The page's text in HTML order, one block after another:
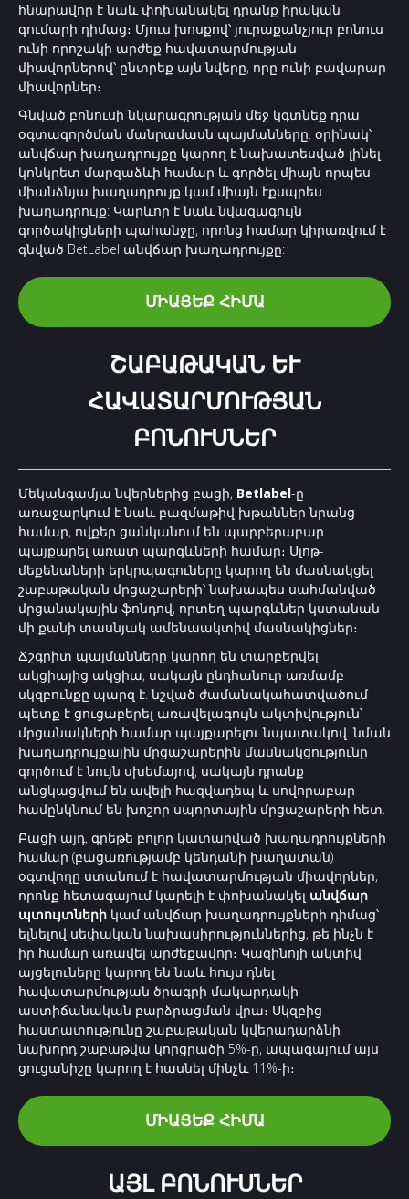
հնարավոր է նաև փոխանակել դրանք իրական
գումարի դիմաց։ Մյուս խոսքով՝ յուրաքանչյուր բոնուս
ունի որոշակի արժեք հավատարմության
միավորներով՝ ընտրեք այն նվերը, որը ունի բավարար
միավորներ։
Գնված բոնուսի նկարագրության մեջ կգտնեք դրա
օգտագործման մանրամասն պայմանները. օրինակ՝
անվճար խաղադրույքը կարող է նախատեսված լինել
կոնկրետ մարզաձևի համար և գործել միայն որպես
միանձնյա խաղադրույք կամ միայն էքսպրես
խաղադրույք: Կարևոր է նաև նվազագույն
գործակիցների պահանջը, որոնց համար կիրառվում է
գնված BetLabel անվճար խաղադրույքը:
ՄԻԱՑԵՔ ՀԻՄԱ
ՇԱԲԱԹԱԿԱՆ ԵՒ Հ
ԱՎԱՏԱՐՄՈՒԹՅԱՆ Բ
ՈՆՈՒՍՆԵՐ
Մեկանգամյա նվերներից բացի, Betlabel-ը
առաջարկում է նաև բազմաթիվ խթաններ նրանց
համար, ովքեր ցանկանում են պարբերաբար
պայքարել առատ պարգևների համար։ Սլոթ-
մեքենաների երկրպագուները կարող են մասնակցել
շաբաթական մրցաշարերի՝ նախապես սահմանված
մրցանակային ֆոնդով, որտեղ պարգևներ կստանան
մի քանի տասնյակ ամենաակտիվ մասնակիցներ։
Ճշգրիտ պայմանները կարող են տարբերվել
ակցիայից ակցիա, սակայն ընդհանուր առմամբ
սկզբունքը պարզ է. նշված ժամանակահատվածում
պետք է ցուցաբերել առավելագույն ակտիվություն՝
մրցանակների համար պայքարելու նպատակով. նման
խաղադրույքային մրցաշարերին մասնակցությունը
գործում է նույն սխեմայով, սակայն դրանք
անցկացվում են ավելի հազվադեպ և սովորաբար
համընկնում են խոշոր սպորտային մրցաշարերի հետ.
Բացի այդ, գրեթե բոլոր կատարված խաղադրույքների
համար (բացառությամբ կենդանի խաղատան)
օգտվողը ստանում է հավատարմության միավորներ,
որոնք հետագայում կարելի է փոխանակել անվճար
պտույտների կամ անվճար խաղադրույքների դիմաց՝
ելնելով սեփական նախասիրություններից, թե ինչն է
իր համար առավել արժեքավոր։ Կազինոյի ակտիվ
այցելուները կարող են նաև հույս դնել
հավատարմության ծրագրի մակարդակի
աստիճանական բարձրացման վրա։ Սկզբից
հաստատությունը շաբաթական կվերադարձնի
նախորդ շաբաթվա կորցրածի 5%-ը, ապագայում այս
ցուցանիշը կարող է հասնել մինչև 11%-ի։
ՄԻԱՑԵՔ ՀԻՄԱ
ԱՅԼ ԲՈՆՈՒՍՆԵՐ